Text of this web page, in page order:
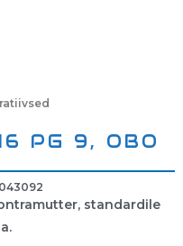
PG 9, OBO
standardile